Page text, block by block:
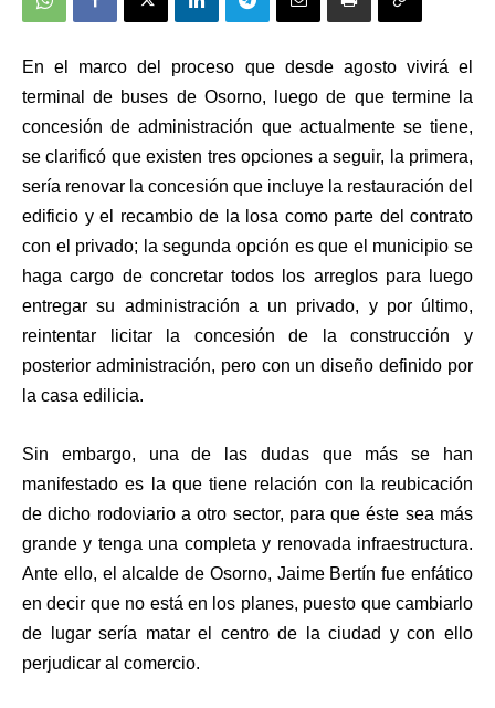
En el marco del proceso que desde agosto vivirá el
terminal de buses de Osorno, luego de que termine la
concesión de administración que actualmente se tiene,
se clarificó que existen tres opciones a seguir, la primera,
sería renovar la concesión que incluye la restauración del
edificio y el recambio de la losa como parte del contrato
con el privado; la segunda opción es que el municipio se
haga cargo de concretar todos los arreglos para luego
entregar su administración a un privado, y por último,
reintentar licitar la concesión de la construcción y
posterior administración, pero con un diseño definido por
la casa edilicia.
Sin embargo, una de las dudas que más se han
manifestado es la que tiene relación con la reubicación
de dicho rodoviario a otro sector, para que éste sea más
grande y tenga una completa y renovada infraestructura.
Ante ello, el alcalde de Osorno, Jaime Bertín fue enfático
en decir que no está en los planes, puesto que cambiarlo
de lugar sería matar el centro de la ciudad y con ello
perjudicar al comercio.